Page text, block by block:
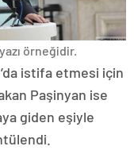
örneğidir.
istifa etmesi için
Paşinyan ise
giden eşiyle